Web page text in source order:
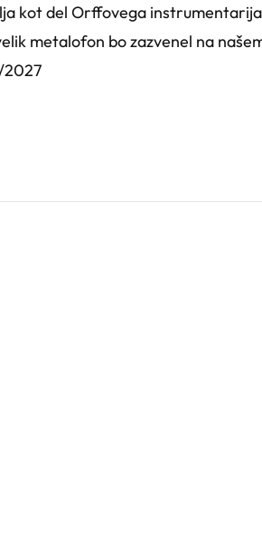
kot del Orffovega
metalofon bo zazvenel na
2027